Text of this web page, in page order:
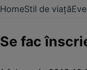
HomeStil de viață
Se fac